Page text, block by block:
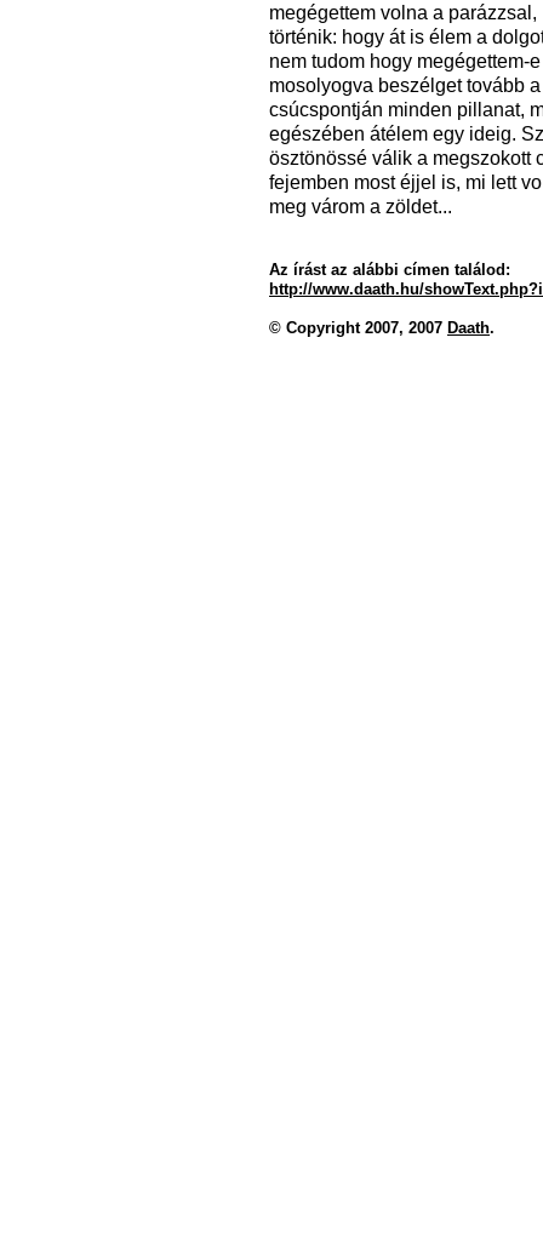
megégettem volna a
történik: hogy át is élem a
nem tudom hogy megégettem-
mosolyogva beszélget tovább
csúcspontján minden pillanat,
egészében átélem egy ideig.
ösztönössé válik a megszokott
fejemben most éjjel is, mi lett
meg várom a zöldet...
Az írást az alábbi címen találod:
http://www.daath.hu/
© Copyright 2007, 2007 Daath.